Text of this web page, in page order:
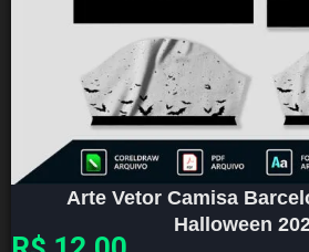
Arte Vetor Camisa
Halloween